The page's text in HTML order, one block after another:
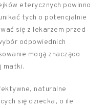
eterycznych powinno
tych o potencjalnie
się z lekarzem przed
odpowiednich
mogą znacząco
matki.
naturalne
się dziecka, o ile